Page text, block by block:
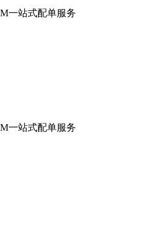
一站式配单服务
一站式配单服务